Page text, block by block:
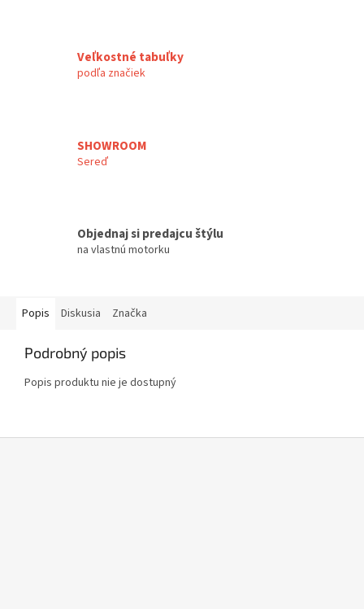
Veľkostné tabuľky
podľa značiek
SHOWROOM
Sereď
Objednaj si predajcu štýlu
na vlastnú motorku
Popis Diskusia Značka
Podrobný popis
Popis produktu nie je dostupný